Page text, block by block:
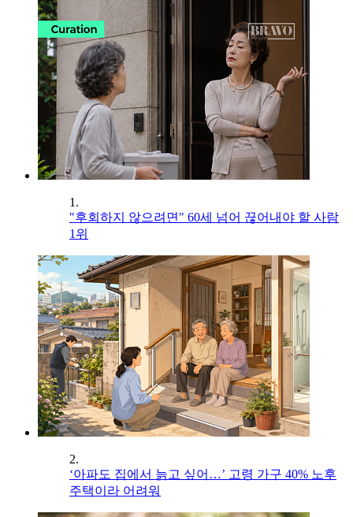
1.
"후회하지 않으려면" 60세 넘어 끊어내야 할 사람
1위
2.
‘아파도 집에서 늙고 싶어…’ 고령 가구 40% 노후
주택이라 어려워